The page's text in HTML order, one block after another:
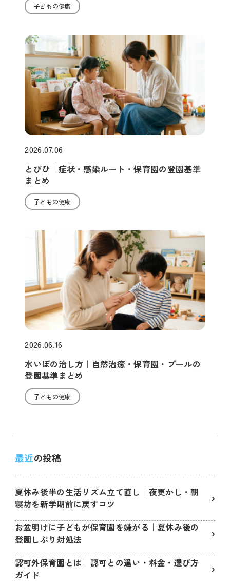
子どもの健康
2026.07.06
とびひ｜症状・感染ルート・保育園の登園基準
まとめ
子どもの健康
2026.06.16
水いぼの治し方｜自然治癒・保育園・プールの
登園基準まとめ
子どもの健康
最近の投稿
夏休み後半の生活リズム立て直し｜夜更かし・朝
寝坊を新学期前に戻すコツ
お盆明けに子どもが保育園を嫌がる｜夏休み後の
登園しぶり対処法
認可外保育園とは｜認可との違い・料金・選び方
ガイド